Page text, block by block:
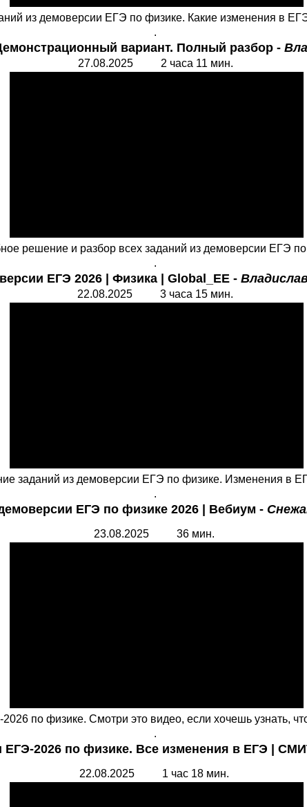
из демоверсии ЕГЭ по физике. Какие изменения в
.
вариант. Полный разбор -
27.08.2025 2 часа 11 мин.
решение и разбор всех заданий из демоверсии ЕГЭ
.
ЕГЭ 2026 | Физика | Global_EE -
22.08.2025 3 часа 15 мин.
заданий из демоверсии ЕГЭ по физике. Изменения в
.
ЕГЭ по физике 2026 | Вебиум -
23.08.2025 36 мин.
по физике. Смотри это видео, если хочешь узнать,
.
ЕГЭ-2026 по физике. Все изменения в ЕГЭ |
22.08.2025 1 час 18 мин.